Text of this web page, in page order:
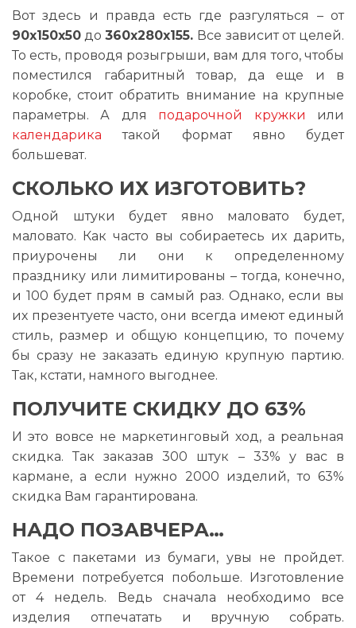
Вот здесь и правда есть где разгуляться – от
90х150х50 до360х280х155. Все зависит от целей.
То есть, проводя розыгрыши, вам для того, чтобы
поместился габаритный товар, да еще и в
коробке, стоит обратить внимание на крупные
параметры. А для подарочной кружки или
календарикатакой формат явно будет
большеват.
СКОЛЬКО ИХ ИЗГОТОВИТЬ?
Одной штуки будет явно маловато будет,
маловато. Как часто вы собираетесь их дарить,
приурочены ли они к определенному
празднику или лимитированы – тогда, конечно,
и 100 будет прям в самый раз. Однако, если вы
их презентуете часто, они всегда имеют единый
стиль, размер и общую концепцию, то почему
бы сразу не заказать единую крупную партию.
Так, кстати, намного выгоднее.
ПОЛУЧИТЕ СКИДКУ ДО 63%
И это вовсе не маркетинговый ход, а реальная
скидка. Так заказав 300 штук – 33% у вас в
кармане, а если нужно 2000 изделий, то 63%
скидка Вам гарантирована.
НАДО ПОЗАВЧЕРА…
Такое с пакетами из бумаги, увы не пройдет.
Времени потребуется побольше. Изготовление
от 4 недель. Ведь сначала необходимо все
изделия отпечатать и вручную собрать.